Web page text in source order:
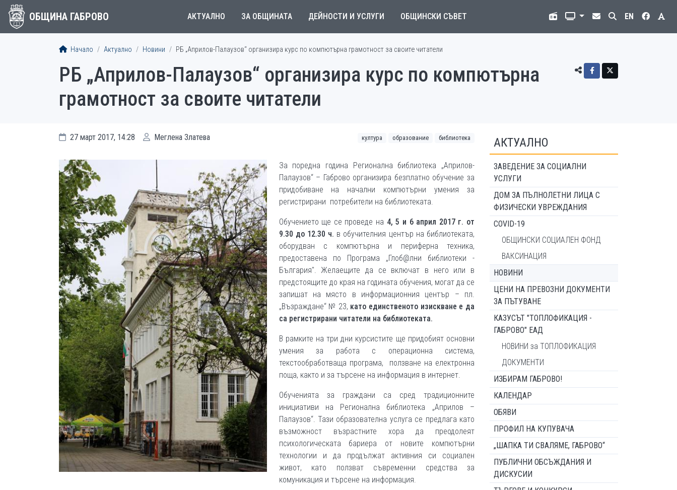
ОБЩИНА ГАБРОВО АКТУАЛНО ЗА ОБЩИНАТА ДЕЙНОСТИ И УСЛУГИ ОБЩИНСКИ СЪВЕТ EN
Начало Актуално Новини РБ „Априлов-Палаузов“ организира курс по компютърна грамотност за своите читатели
РБ „Априлов-Палаузов“ организира курс по компютърна
грамотност за своите читатели
27 март 2017, 14:28 Меглена Златева култура образование библиотека
За поредна година Регионална библиотека „Априлов-
Палаузов“ – Габрово организира безплатно обучение за
придобиване на начални компютърни умения за
регистрирани потребители на библиотеката.
Обучението ще се проведе на 4, 5 и 6 април 2017 г. от
9.30 до 12.30 ч. в обучителния център на библиотеката,
оборудван с компютърна и периферна техника,
предоставена по Програма „Глоб@лни библиотеки -
България". Желаещите да се включат в него или в
предстоящите до края на годината обучения, могат да се
запишат на място в информационния център – пл.
„Възраждане“ № 23, като единственото изискване е да
са регистрирани читатели на библиотеката.
В рамките на три дни курсистите ще придобият основни
умения за работа с операционна система,
текстообработваща програма, ползване на електронна
поща, както и за търсене на информация в интернет.
Обученията за граждани са сред традиционните
инициативи на Регионална библиотека „Априлов –
Палаузов“. Тази образователна услуга се предлага като
възможност възрастните хора да преодолеят
психологическата бариера от новите компютърни
технологии и да продължат активния си социален
живот, като ползват съвременни средства за
комуникация и търсене на информация.
АКТУАЛНО
ЗАВЕДЕНИЕ ЗА СОЦИАЛНИ
УСЛУГИ
ДОМ ЗА ПЪЛНОЛЕТНИ ЛИЦА С
ФИЗИЧЕСКИ УВРЕЖДАНИЯ
COVID-19
ОБЩИНСКИ СОЦИАЛЕН ФОНД
ВАКСИНАЦИЯ
НОВИНИ
ЦЕНИ НА ПРЕВОЗНИ ДОКУМЕНТИ
ЗА ПЪТУВАНЕ
КАЗУСЪТ "ТОПЛОФИКАЦИЯ -
ГАБРОВО" ЕАД
НОВИНИ за ТОПЛОФИКАЦИЯ
ДОКУМЕНТИ
ИЗБИРАМ ГАБРОВО!
КАЛЕНДАР
ОБЯВИ
ПРОФИЛ НА КУПУВАЧА
„ШАПКА ТИ СВАЛЯМЕ, ГАБРОВО“
ПУБЛИЧНИ ОБСЪЖДАНИЯ И
ДИСКУСИИ